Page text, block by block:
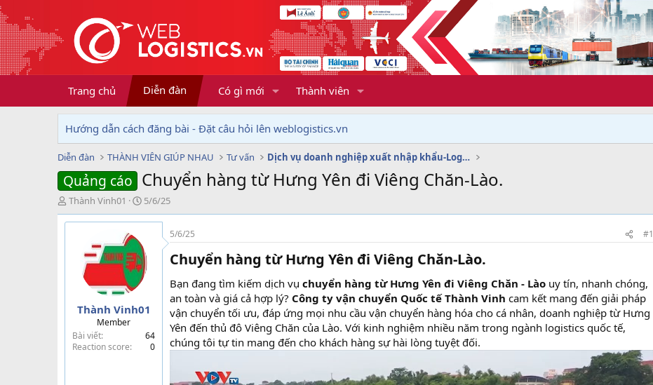
Trang chủ Diễn đàn Có gì mới Thành viên
Hướng dẫn cách đăng bài - Đặt câu hỏi lên weblogistics.vn
Diễn đàn THÀNH VIÊN GIÚP NHAU Tư vấn Dịch vụ doanh nghiệp xuất nhập khẩu-Logistics
Quảng cáo Chuyển hàng từ Hưng Yên đi Viêng Chăn-Lào.
T
h
r
Thành Vinh01
N
g
à
g
ử
i
5/6/25
Thành Vinh01
Member
Bài viết
64
Reaction score
0
5/6/25 #1
Chuyển hàng từ Hưng Yên đi Viêng Chăn-Lào.​
Bạn đang tìm kiếm dịch vụ chuyển hàng từ Hưng Yên đi Viêng Chăn - Lào uy tín, nhanh chóng,
an toàn và giá cả hợp lý? Công ty vận chuyển Quốc tế Thành Vinh cam kết mang đến giải pháp
vận chuyển tối ưu, đáp ứng mọi nhu cầu vận chuyển hàng hóa cho cá nhân, doanh nghiệp từ Hưng
Yên đến thủ đô Viêng Chăn của Lào. Với kinh nghiệm nhiều năm trong ngành logistics quốc tế,
chúng tôi tự tin mang đến cho khách hàng sự hài lòng tuyệt đối.